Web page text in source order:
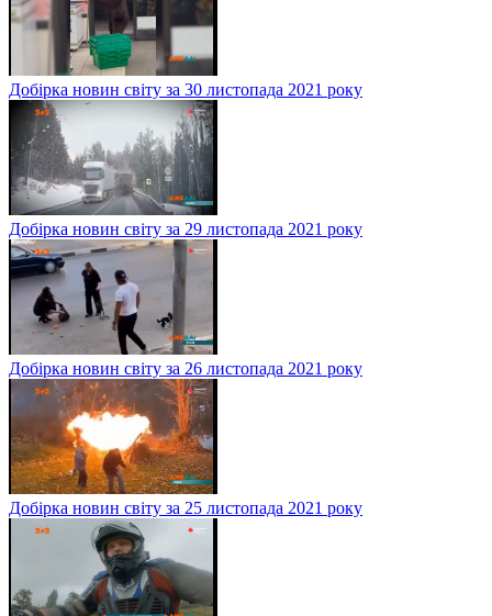
Добірка новин світу за 30 листопада 2021 року
Добірка новин світу за 29 листопада 2021 року
Добірка новин світу за 26 листопада 2021 року
Добірка новин світу за 25 листопада 2021 року